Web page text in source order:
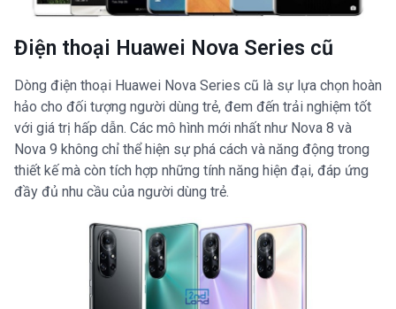
Điện thoại Huawei Nova Series cũ
Dòng điện thoại Huawei Nova Series cũ là sự lựa chọn hoàn
hảo cho đối tượng người dùng trẻ, đem đến trải nghiệm tốt
với giá trị hấp dẫn. Các mô hình mới nhất như Nova 8 và
Nova 9 không chỉ thể hiện sự phá cách và năng động trong
thiết kế mà còn tích hợp những tính năng hiện đại, đáp ứng
đầy đủ nhu cầu của người dùng trẻ.